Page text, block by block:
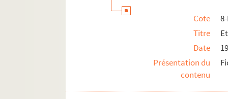
Cote
Titre
Date
Présentation du
contenu